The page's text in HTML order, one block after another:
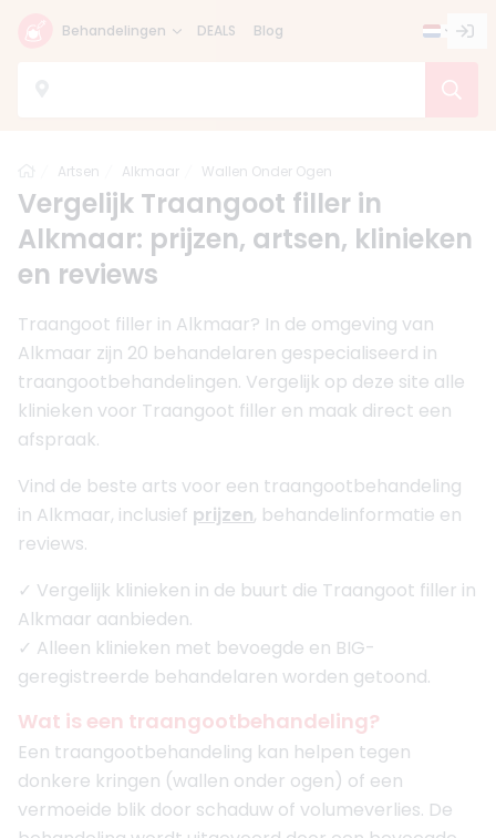
Behandelingen DEALS Blog
Home
Artsen Alkmaar Wallen Onder Ogen
Vergelijk Traangoot filler in
Alkmaar: prijzen, artsen, klinieken
en reviews
Traangoot filler in Alkmaar? In de omgeving van
Alkmaar zijn 20 behandelaren gespecialiseerd in
traangootbehandelingen. Vergelijk op deze site alle
klinieken voor Traangoot filler en maak direct een
afspraak.
Vind de beste arts voor een traangootbehandeling
in Alkmaar, inclusief prijzen, behandelinformatie en
reviews.
✓ Vergelijk klinieken in de buurt die Traangoot filler in
Alkmaar aanbieden.
✓ Alleen klinieken met bevoegde en BIG-
geregistreerde behandelaren worden getoond.
Wat is een traangootbehandeling?
Een traangootbehandeling kan helpen tegen
donkere kringen (wallen onder ogen) of een
vermoeide blik door schaduw of volumeverlies. De